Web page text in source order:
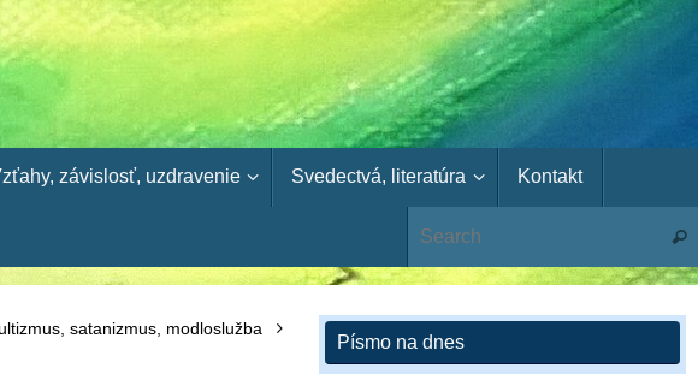
závislosť, uzdravenie Svedectvá, literatúra Kontakt
satanizmus, modloslužba
Písmo na dnes